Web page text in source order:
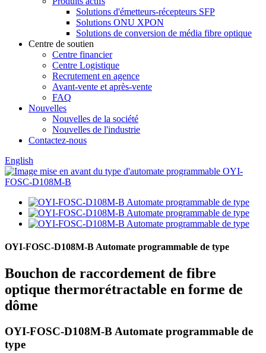
Solutions d'émetteurs-récepteurs SFP
Solutions ONU XPON
Solutions de conversion de média fibre optique
Centre de soutien
Centre financier
Centre Logistique
Recrutement en agence
Avant-vente et après-vente
FAQ
Nouvelles
Nouvelles de la société
Nouvelles de l'industrie
Contactez-nous
English
OYI-FOSC-D108M-B Automate programmable de type
Bouchon de raccordement de fibre
optique thermorétractable en forme de
dôme
OYI-FOSC-D108M-B Automate programmable de
type